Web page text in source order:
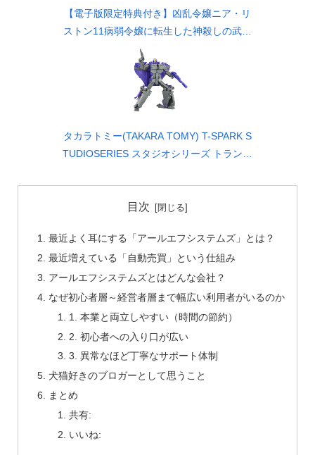
【電子版限定特典付き】凶乱令嬢ニア・リ
ストン11病弱令嬢に転生した神殺しの武人
の華麗なる無双録 (HJ文庫)
タカラトミー(TAKARA TOMY) T-SPARK S
TUDIOSERIES スタジオシリーズ トランス
フィギュア
目次
最近よく耳にする「アールエフシステムズ」とは？
最近増えている「自動売買」という仕組み
アールエフシステムズとはどんな会社？
なぜ初心者層～経営者層まで幅広い利用者がいるのか
1. 本業と両立しやすい（時間の節約）
2. 初心者への入り口が広い
3. 異常なほど丁寧なサポート体制
犬猫好きのブロガーとして思うこと
まとめ
共有:
いいね: